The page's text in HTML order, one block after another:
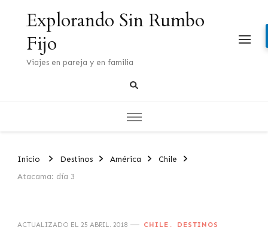
Explorando Sin Rumbo
Fijo
Viajes en pareja y en familia
Inicio Destinos América
Chile
Atacama: día 3
ACTUALIZADO EL 25 ABRIL, 2018 CHILE DESTINOS